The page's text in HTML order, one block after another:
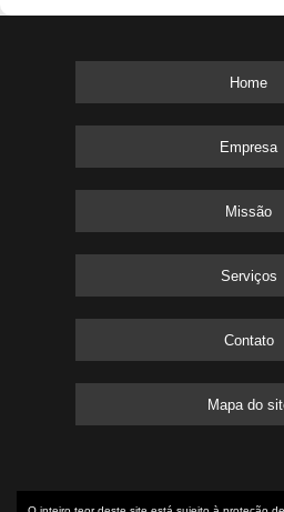
Home
Empresa
Missão
Serviços
Contato
Mapa do